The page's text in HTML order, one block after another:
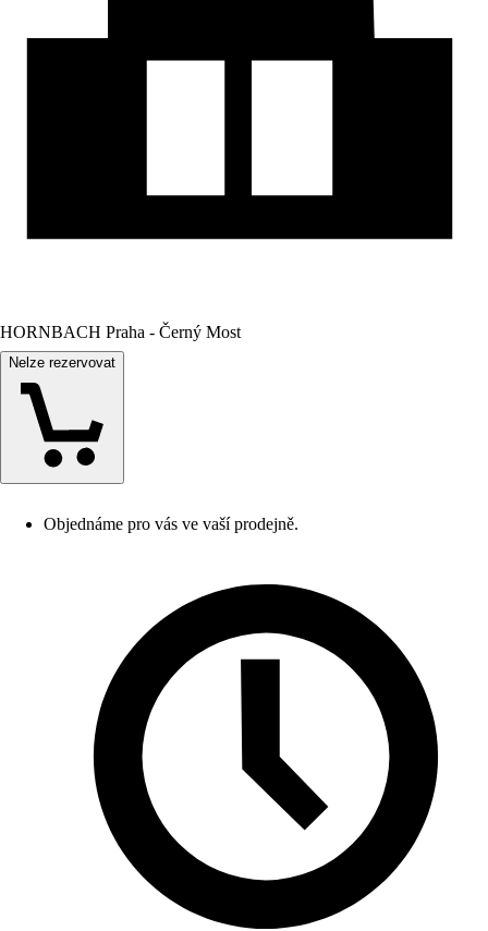
HORNBACH Praha - Černý Most
Nelze rezervovat
Objednáme pro vás ve vaší prodejně.